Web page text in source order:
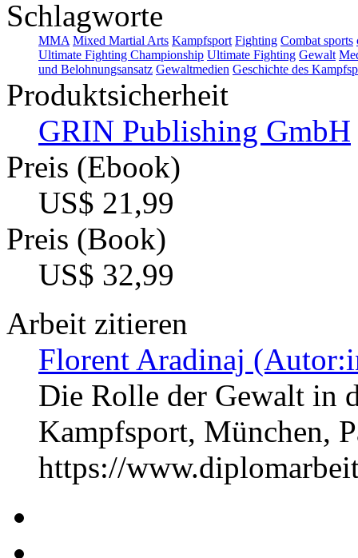
Schlagworte
MMA Mixed Martial Arts Kampfsport Fighting Combat sports
Ultimate Fighting Championship Ultimate Fighting Gewalt
und Belohnungsansatz Gewaltmedien Geschichte des
Produktsicherheit
GRIN Publishing GmbH
Preis (Ebook)
US$ 21,99
Preis (Book)
US$ 32,99
Arbeit zitieren
Florent Aradinaj
Die Rolle der Gewalt in
Kampfsport, München,
https://